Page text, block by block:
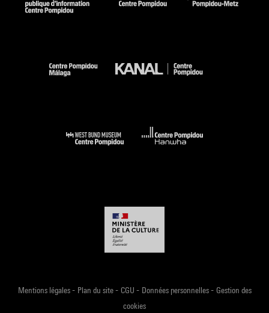
Mentions légales- Plan du site- CGU - Données personnelles- Gestion des
cookies